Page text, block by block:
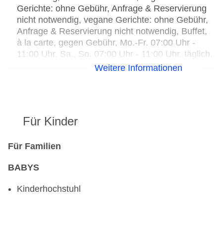
Gerichte: ohne Gebühr, Anfrage & Reservierung
nicht notwendig, vegane Gerichte: ohne Gebühr,
Anfrage & Reservierung nicht notwendig, Buffet,
à la carte, gegen Gebühr, Mo.-Fr. 07:00 Uhr -
11:00 Uhr, Sa., So. 07:00 Uhr - 11:00 Uhr, täglich,
täglich 18:00 Uhr - 22:00 Uhr, drei Essenszeiten
Bar „Skylounge“: saisonabhängig, täglich 12:00
Bar „Lobbybar“: gegen Gebühr
Weitere Informationen
Für Kinder
Für Familien
BABYS
Kinderhochstuhl